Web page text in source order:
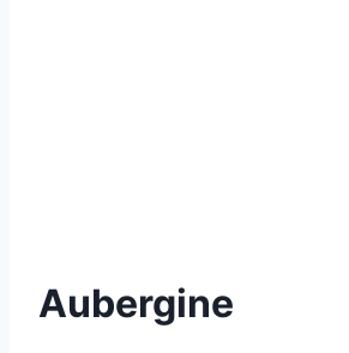
Aubergine